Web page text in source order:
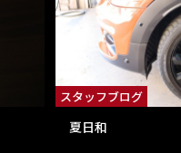
スタッフブログ
夏日和